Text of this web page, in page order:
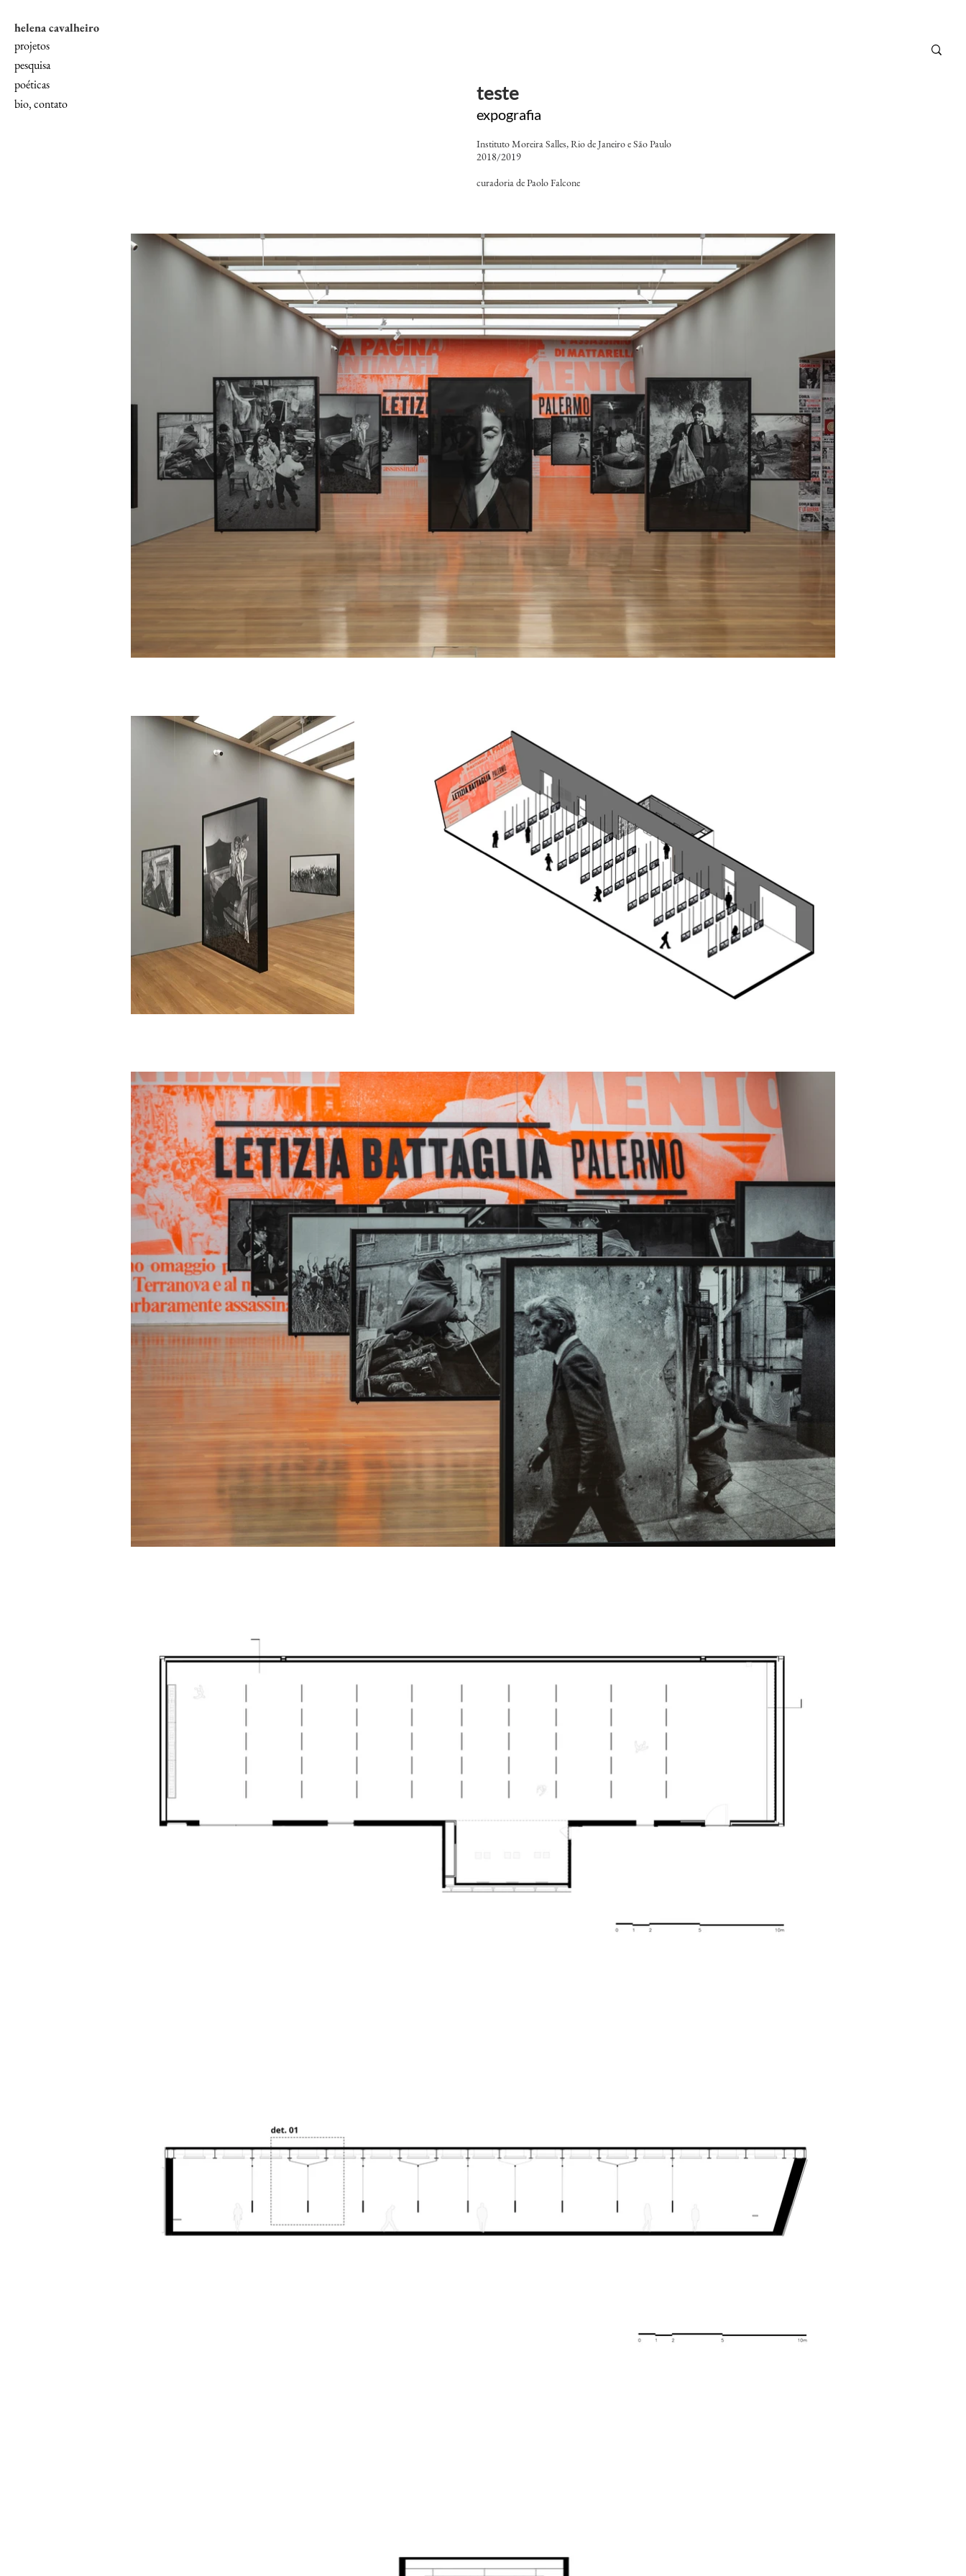
helena cavalheiro
projetos
pesquisa
poéticas
bio, contato
teste
expografia
Instituto Moreira Salles, Rio de Janeiro e São Paulo
2018/2019
curadoria de Paolo Falcone